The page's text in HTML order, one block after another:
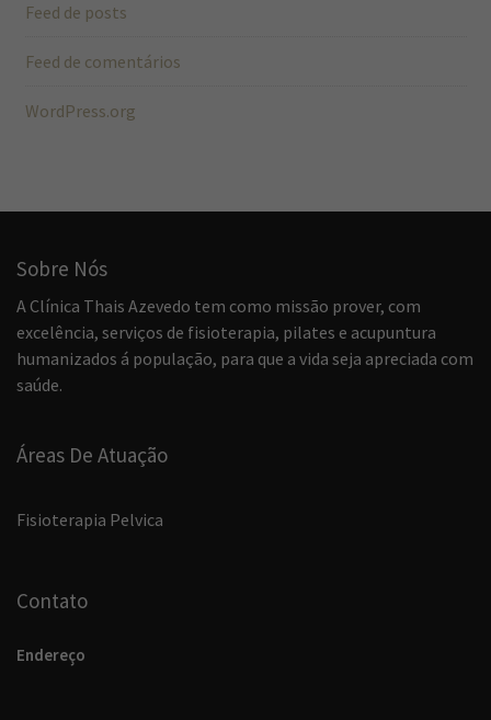
Feed de posts
Feed de comentários
WordPress.org
Sobre Nós
A Clínica Thais Azevedo tem como missão prover, com
excelência, serviços de fisioterapia, pilates e acupuntura
humanizados á população, para que a vida seja apreciada com
saúde.
Áreas De Atuação
Fisioterapia Pelvica
Contato
Endereço